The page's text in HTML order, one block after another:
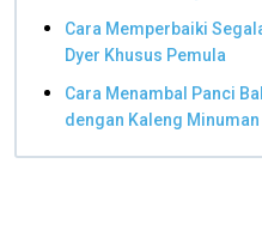
Cara Memperbaiki
Dyer Khusus Pemula
Cara Menambal Panci
dengan Kaleng Minuman